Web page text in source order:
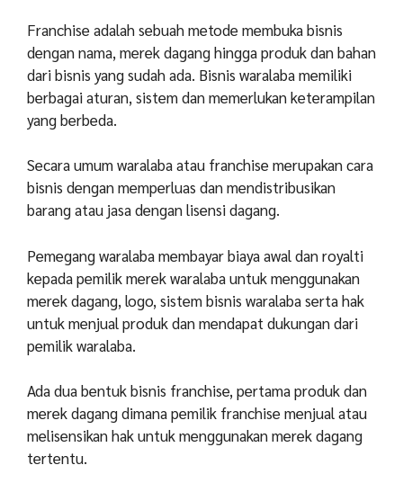
Franchise adalah sebuah metode membuka bisnis
dengan nama, merek dagang hingga produk dan bahan
dari bisnis yang sudah ada. Bisnis waralaba memiliki
berbagai aturan, sistem dan memerlukan keterampilan
yang berbeda.
Secara umum waralaba atau franchise merupakan cara
bisnis dengan memperluas dan mendistribusikan
barang atau jasa dengan lisensi dagang.
Pemegang waralaba membayar biaya awal dan royalti
kepada pemilik merek waralaba untuk menggunakan
merek dagang, logo, sistem bisnis waralaba serta hak
untuk menjual produk dan mendapat dukungan dari
pemilik waralaba.
Ada dua bentuk bisnis franchise, pertama produk dan
merek dagang dimana pemilik franchise menjual atau
melisensikan hak untuk menggunakan merek dagang
tertentu.